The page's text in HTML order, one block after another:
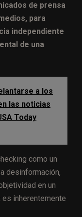
de prensa
para
independiente
de una
a los
las noticias
Today
como un
desinformación,
en un
es inherentemente